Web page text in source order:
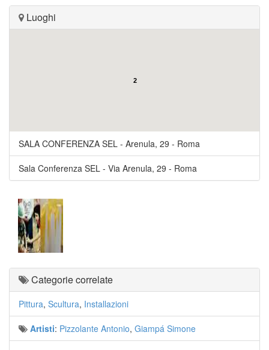
Luoghi
2
SALA CONFERENZA SEL - Arenula, 29 - Roma
Sala Conferenza SEL - Via Arenula, 29 - Roma
Categorie correlate
Pittura, Scultura, Installazioni
Artisti: Pizzolante Antonio, Giampá Simone